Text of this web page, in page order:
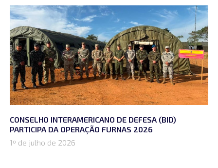
CONSELHO INTERAMERICANO DE DEFESA (BID)
PARTICIPA DA OPERAÇÃO FURNAS 2026
1º de julho de 2026